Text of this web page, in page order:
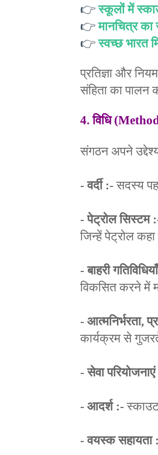
👉 स्कूलों में
👉मानचित्र का
👉स्वच्छ भारत
प्रतिज्ञा और
संहिता का पालन
4. विधि
संगठन अपने
- वर्दी :-सदस्य
- पेट्रोल सिस्टम
जिन्हें पेट्रोल कहा
- बाहरी
विकसित करने में
- आत्मनिर्भरता,
कार्यक्रम से
- सेवा
- आदर्श :-
- वयस्क सहायता